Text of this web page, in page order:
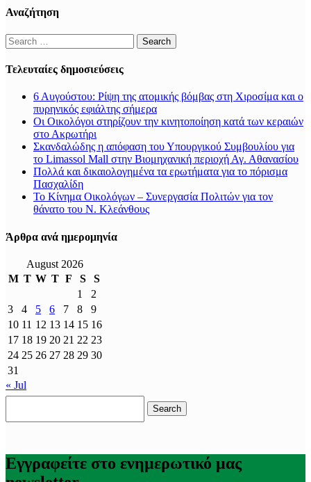
Αναζήτηση
Search
for:
Τελευταίες δημοσιεύσεις
6 Αυγούστου: Ρίψη της ατομικής βόμβας στη Χιροσίμα και ο
πυρηνικός εφιάλτης σήμερα
Οι Οικολόγοι στηρίζουν την κινητοποίηση κατά των κεραιών
στο Ακρωτήρι
Σκανδαλώδης η απόφαση του Υπουργικού Συμβουλίου για
το Limassol Mall στην Βιομηχανική περιοχή Αγ. Αθανασίου
Πολλά και δικαιολογημένα τα ερωτήματα για το πόρισμα
Πασχαλίδη
Το Κίνημα Οικολόγων – Συνεργασία Πολιτών για τον
θάνατο του Ν. Κλεάνθους
Άρθρα ανά ημερομηνία
August 2026
M T W T F S
S
1
2
3
4 5 6 7 8
9
10 11 12 13 14 15 16
17 18 19 20 21 22 23
24 25 26 27 28 29 30
31
« Jul
Εγγραφείτε στο ενημερωτικό μας